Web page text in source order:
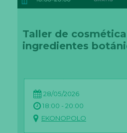
Taller de
ingredientes
28/05/2026
18:00 - 20:00
EKONOPOLO